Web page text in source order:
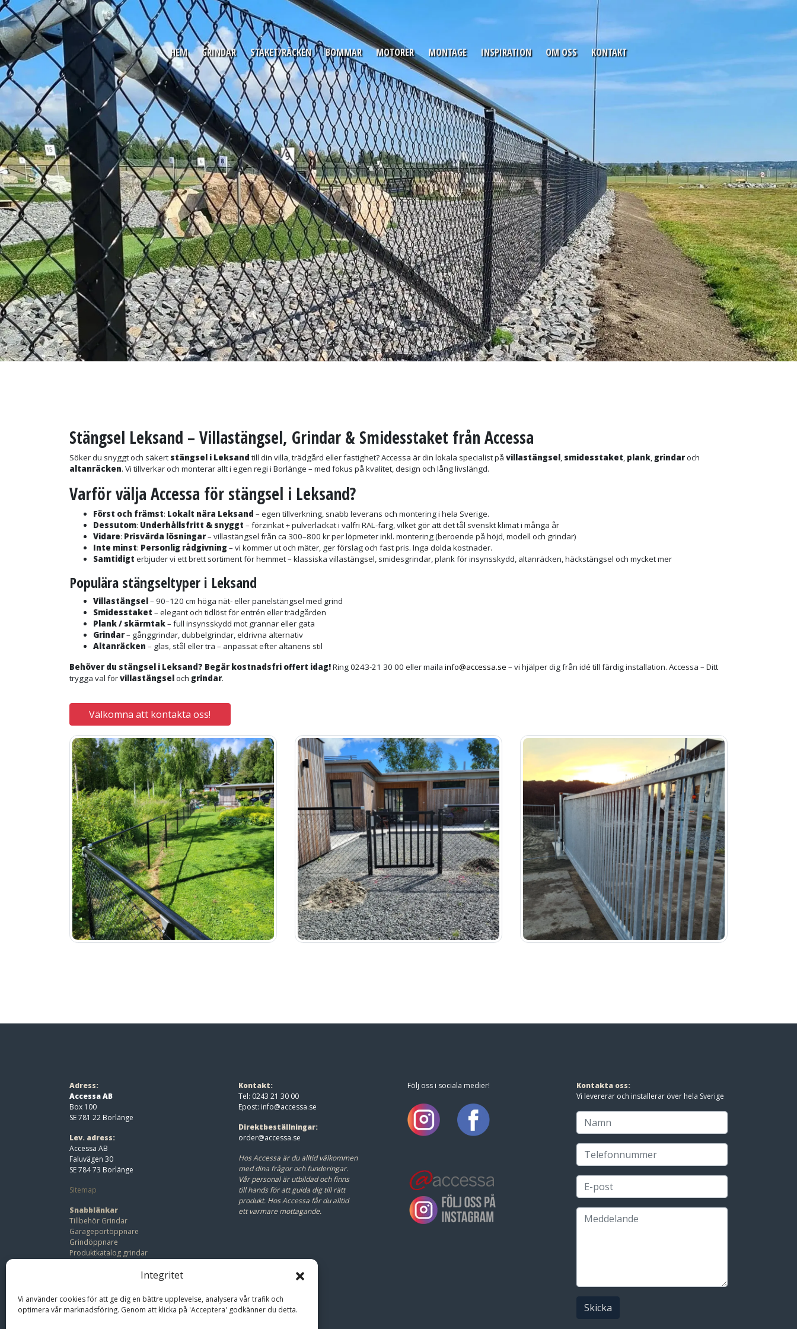
Integritet
Vi använder cookies för att ge dig en bättre upplevelse, analysera vår trafik och
optimera vår marknadsföring. Genom att klicka på 'Acceptera' godkänner du detta.
HEM GRINDAR STAKET/RÄCKEN BOMMAR MOTORER MONTAGE INSPIRATION OM OSS KONTAKT
Stängsel Leksand – Villastängsel, Grindar & Smidesstaket från Accessa
Söker du snyggt och säkert stängsel i Leksand till din villa, trädgård eller fastighet? Accessa är din lokala specialist på villastängsel, smidesstaket, plank, grindaroch
altanräcken. Vi tillverkar och monterar allt i egen regi i Borlänge – med fokus på kvalitet, design och lång livslängd.
Varför välja Accessa för stängsel i Leksand?
Först och främst: Lokalt nära Leksand – egen tillverkning, snabb leverans och montering i hela Sverige.
Dessutom: Underhållsfritt & snyggt – förzinkat + pulverlackat i valfri RAL-färg, vilket gör att det tål svenskt klimat i många år
Vidare: Prisvärda lösningar– villastängsel från ca 300–800 kr per löpmeter inkl. montering (beroende på höjd, modell och grindar)
Inte minst: Personlig rådgivning – vi kommer ut och mäter, ger förslag och fast pris. Inga dolda kostnader.
Samtidigt erbjuder vi ett brett sortiment för hemmet – klassiska villastängsel, smidesgrindar, plank för insynsskydd, altanräcken, häckstängsel och mycket mer
Populära stängseltyper i Leksand
Villastängsel– 90–120 cm höga nät- eller panelstängsel med grind
Smidesstaket – elegant och tidlöst för entrén eller trädgården
Plank / skärmtak– full insynsskydd mot grannar eller gata
Grindar– gånggrindar, dubbelgrindar, eldrivna alternativ
Altanräcken – glas, stål eller trä – anpassat efter altanens stil
Behöver du stängsel i Leksand? Begär kostnadsfri offert idag!Ring 0243-21 30 00 eller maila info@accessa.se – vi hjälper dig från idé till färdig installation. Accessa – Ditt
trygga val förvillastängseloch grindar.
Välkomna att kontakta oss!
Adress:
Accessa AB
Box 100
SE 781 22 Borlänge
Lev. adress:
Accessa AB
Faluvägen 30
SE 784 73 Borlänge
Sitemap
Snabblänkar
Tillbehör Grindar
Garageportöppnare
Grindöppnare
Produktkatalog grindar
Kontakt:
Tel: 0243 21 30 00
Epost: info@accessa.se
Direktbeställningar:
order@accessa.se
Hos Accessa är du alltid välkommen
med dina frågor och funderingar.
Vår personal är utbildad och finns
till hands för att guida dig till rätt
produkt. Hos Accessa får du alltid
ett varmare mottagande.
Följ oss i sociala medier!
Kontakta oss:
Vi levererar och installerar över hela Sverige